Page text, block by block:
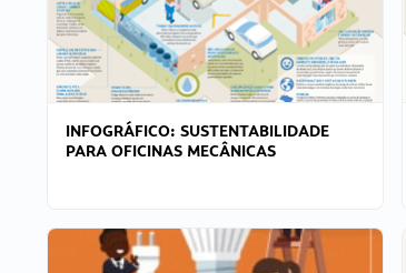
INFOGRÁFICO: SUSTENTABILIDADE
PARA OFICINAS MECÂNICAS